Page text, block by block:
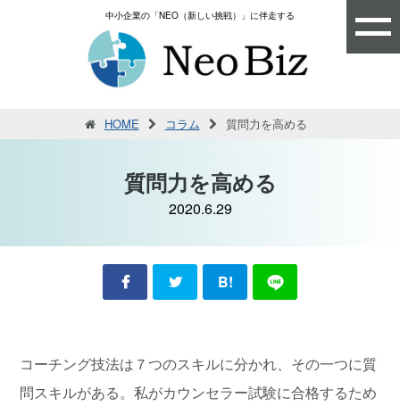
中小企業の「NEO（新しい挑戦）」に伴走する
HOME コラム 質問力を高める
質問力を高める
2020.6.29
B!
コーチング技法は７つのスキルに分かれ、その一つに質
問スキルがある。私がカウンセラー試験に合格するため